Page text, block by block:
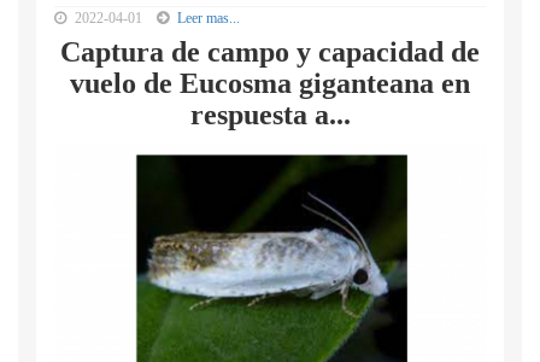
2022-04-01 Leer mas...
Captura de campo y capacidad de
vuelo de Eucosma giganteana en
respuesta a...